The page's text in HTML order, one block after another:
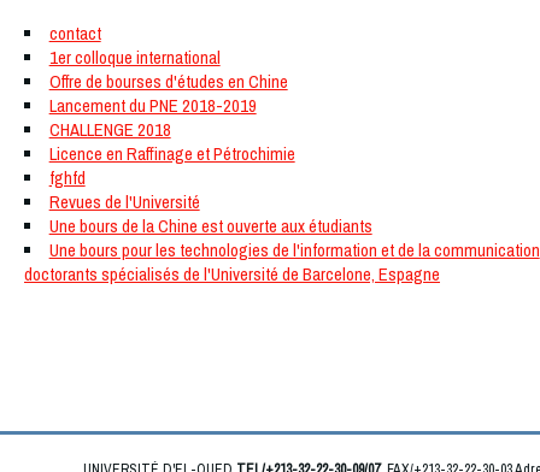
contact
1er colloque international
Offre de bourses d'études en Chine
Lancement du PNE 2018-2019
CHALLENGE 2018
Licence en Raffinage et Pétrochimie
fghfd
Revues de l'Université
Une bours de la Chine est ouverte aux étudiants
Une bours pour les technologies de l'information et de la communication
doctorants spécialisés de l'Université de Barcelone, Espagne